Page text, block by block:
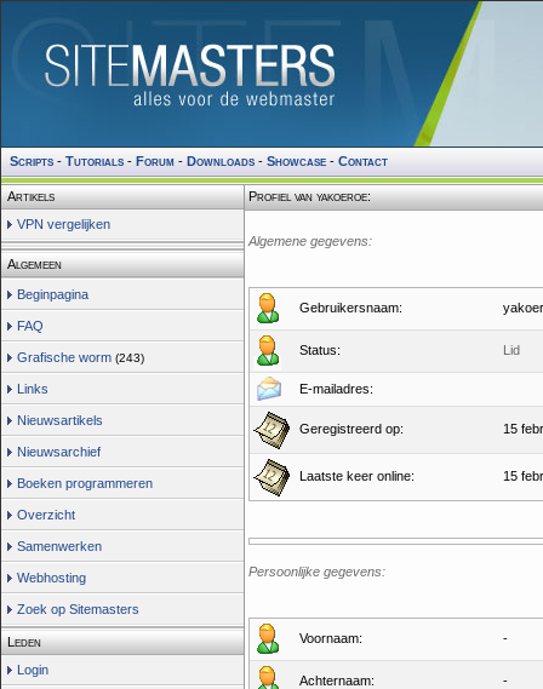
Scripts - Tutorials - Forum - Downloads - Showcase - Contact
Artikels
VPN vergelijken
Algemeen
Beginpagina
FAQ
Grafische worm (243)
Links
Nieuwsartikels
Nieuwsarchief
Boeken programmeren
Overzicht
Samenwerken
Webhosting
Zoek op Sitemasters
Leden
Login
Profiel van yakoeroe:
Algemene gegevens:
Gebruikersnaam:
Status: Lid
E-mailadres:
Geregistreerd op: 15
Laatste keer online: 15
Persoonlijke gegevens:
Voornaam: -
Achternaam: -